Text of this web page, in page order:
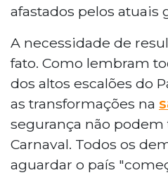
afastados pelos atuais
A necessidade de
fato. Como lembram
dos altos escalões do
as transformações na
segurança não
Carnaval. Todos os
aguardar o país